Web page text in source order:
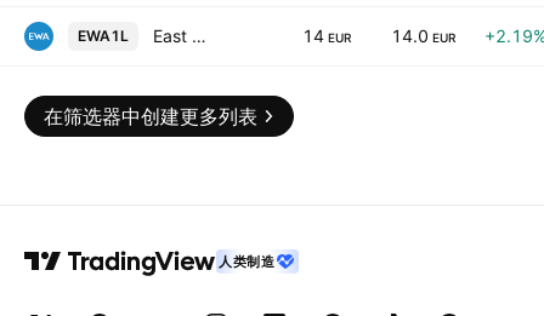
EWA1L East West Agro AB 14 EUR 14.0 EUR
在筛选器中创建更多列表
人类制造